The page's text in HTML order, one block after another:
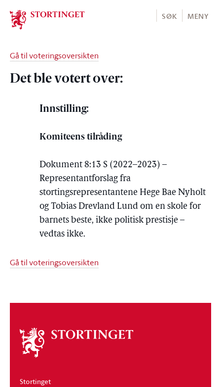
Stortinget.no
SØK MENY
Gå til voteringsoversikten
Det ble votert over:
Innstilling:
Komiteens tilråding
Dokument 8:13 S (2022–2023) –
Representantforslag fra
stortingsrepresentantene Hege Bae Nyholt
og Tobias Drevland Lund om en skole for
barnets beste, ikke politisk prestisje –
vedtas ikke.
Gå til voteringsoversikten
Om
stortinget
Stortinget